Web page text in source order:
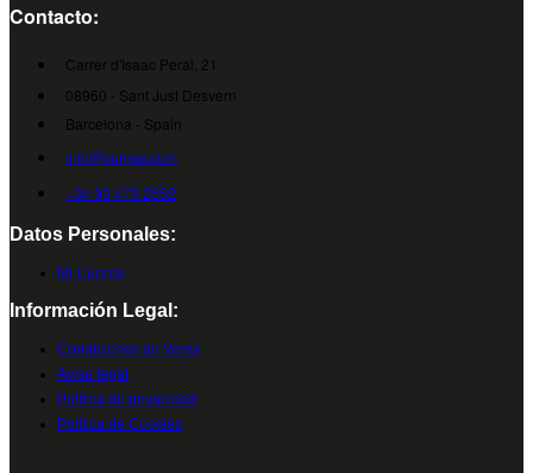
Contacto:
Carrer d'Isaac Peral, 21
08960 - Sant Just Desvern
Barcelona - Spain
info@cumsa.com
+34 93 473 2552
Datos Personales:
Mi Cuenta
Información Legal:
Condiciones de Venta
Aviso legal
Política de privacidad
Política de Cookies